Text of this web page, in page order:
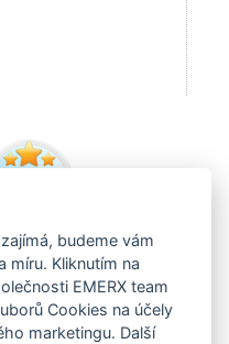
budeme vám
míru. Kliknutím na
EMERX team
Cookies na účely
marketingu. Další